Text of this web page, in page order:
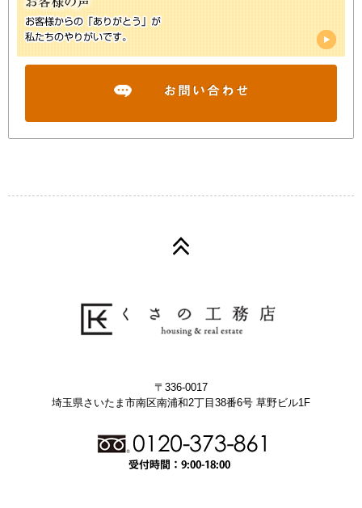
〒336-0017
埼玉県さいたま市南区南浦和2丁目38番6号 草野ビル1F